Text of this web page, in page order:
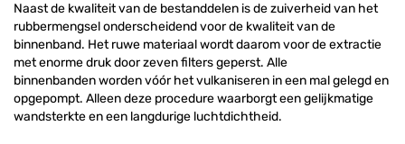
Naast de kwaliteit van de bestanddelen is de zuiverheid van het
rubbermengsel onderscheidend voor de kwaliteit van de
binnenband. Het ruwe materiaal wordt daarom voor de extractie
met enorme druk door zeven filters geperst. Alle
binnenbanden worden vóór het vulkaniseren in een mal gelegd en
opgepompt. Alleen deze procedure waarborgt een gelijkmatige
wandsterkte en een langdurige luchtdichtheid.